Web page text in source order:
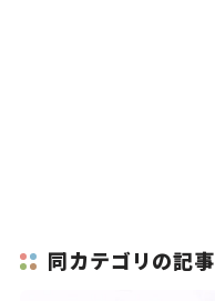
同カテゴリの記事